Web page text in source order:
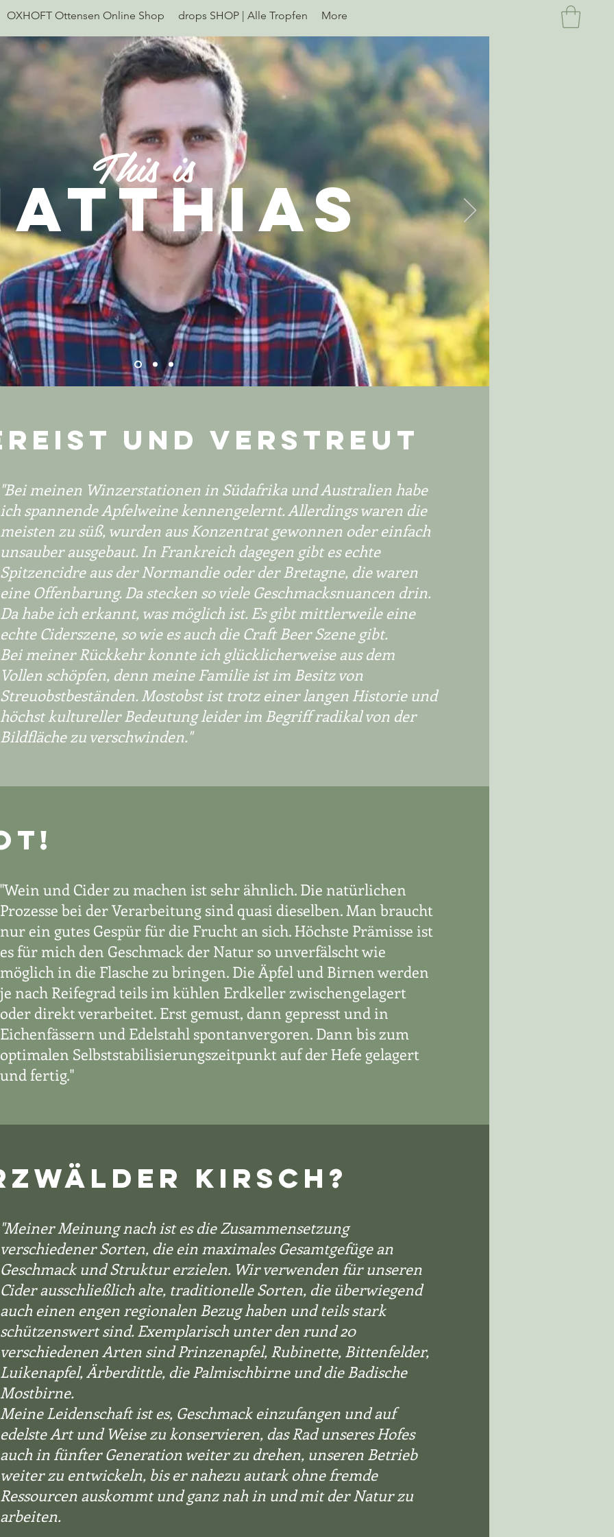
OXHOFT Ottensen Online Shop drops SHOP | Alle Tropfen More
This is
UND VERSTREUT
"Bei meinen Winzerstationen in Südafrika und Australien habe
ich spannende Apfelweine kennengelernt. Allerdings waren die
meisten zu süß, wurden aus Konzentrat gewonnen oder einfach
unsauber ausgebaut. In Frankreich dagegen gibt es echte
Spitzencidre aus der Normandie oder der Bretagne, die waren
eine Offenbarung. Da stecken so viele Geschmacksnuancen drin.
Da habe ich erkannt, was möglich ist. Es gibt mittlerweile eine
echte Ciderszene, so wie es auch die Craft Beer Szene gibt.
Bei meiner Rückkehr konnte ich glücklicherweise aus dem
Vollen schöpfen, denn meine Familie ist im Besitz von
Streuobstbeständen. Mostobst ist trotz einer langen Historie und
höchst kultureller Bedeutung leider im Begriff radikal von der
Bildfläche zu verschwinden."
"Wein und Cider zu machen ist sehr ähnlich. Die natürlichen
Prozesse bei der Verarbeitung sind quasi dieselben. Man braucht
nur ein gutes Gespür für die Frucht an sich. Höchste Prämisse ist
es für mich den Geschmack der Natur so unverfälscht wie
möglich in die Flasche zu bringen. Die Äpfel und Birnen werden
je nach Reifegrad teils im kühlen Erdkeller zwischengelagert
oder direkt verarbeitet. Erst gemust, dann gepresst und in
Eichenfässern und Edelstahl spontanvergoren. Dann bis zum
optimalen Selbststabilisierungszeitpunkt auf der Hefe gelagert
und fertig."
KIRSCH?
"Meiner Meinung nach ist es die Zusammensetzung
verschiedener Sorten, die ein maximales Gesamtgefüge an
Geschmack und Struktur erzielen. Wir verwenden für unseren
Cider ausschließlich alte, traditionelle Sorten, die überwiegend
auch einen engen regionalen Bezug haben und teils stark
schützenswert sind. Exemplarisch unter den rund 20
verschiedenen Arten sind Prinzenapfel, Rubinette, Bittenfelder,
Luikenapfel, Ärberdittle, die Palmischbirne und die Badische
Mostbirne.
Meine Leidenschaft ist es, Geschmack einzufangen und auf
edelste Art und Weise zu konservieren, das Rad unseres Hofes
auch in fünfter Generation weiter zu drehen, unseren Betrieb
weiter zu entwickeln, bis er nahezu autark ohne fremde
Ressourcen auskommt und ganz nah in und mit der Natur zu
arbeiten.